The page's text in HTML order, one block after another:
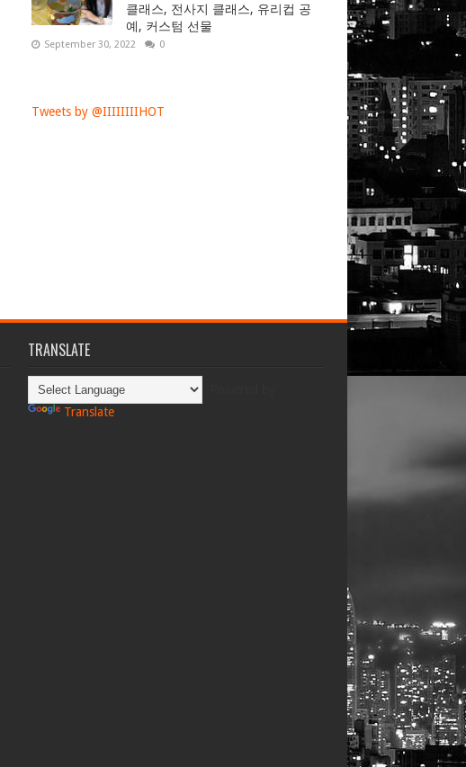
클래스, 전사지 클래스, 유리컵 공
예, 커스텀 선물
September 30, 2022 0
Tweets by @IIIIIIIIHOT
TRANSLATE
Translate